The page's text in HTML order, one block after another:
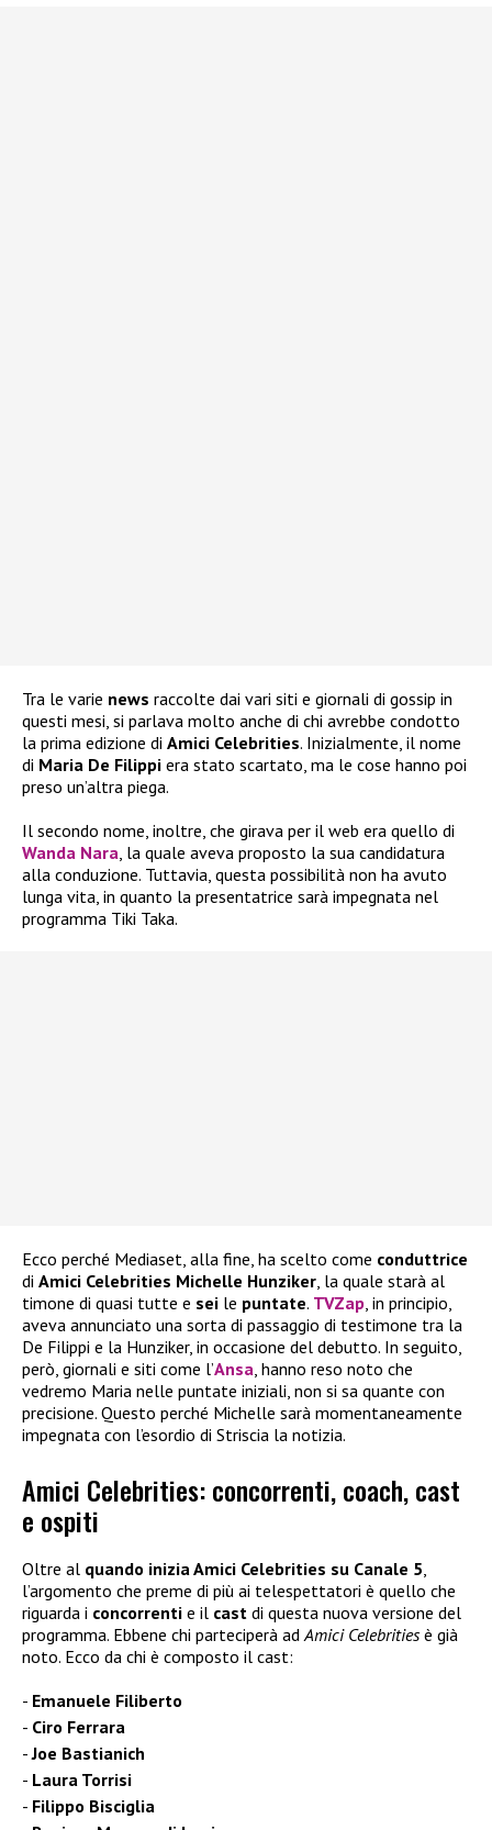
Tra le varie news raccolte dai vari siti e giornali di gossip in
questi mesi, si parlava molto anche di chi avrebbe condotto
la prima edizione di Amici Celebrities. Inizialmente, il nome
di Maria De Filippi era stato scartato, ma le cose hanno poi
preso un’altra piega.
Il secondo nome, inoltre, che girava per il web era quello di
Wanda Nara , la quale aveva proposto la sua candidatura
alla conduzione. Tuttavia, questa possibilità non ha avuto
lunga vita, in quanto la presentatrice sarà impegnata nel
programma Tiki Taka.
Ecco perché Mediaset, alla fine, ha scelto come conduttrice
di Amici Celebrities Michelle Hunziker , la quale starà al
timone di quasi tutte e sei le puntate. TVZap , in principio,
aveva annunciato una sorta di passaggio di testimone tra la
De Filippi e la Hunziker, in occasione del debutto. In seguito,
però, giornali e siti come l’Ansa , hanno reso noto che
vedremo Maria nelle puntate iniziali, non si sa quante con
precisione. Questo perché Michelle sarà momentaneamente
impegnata con l’esordio di Striscia la notizia.
Amici Celebrities: concorrenti, coach, cast
e ospiti
Oltre al quando inizia Amici Celebrities su Canale 5,
l’argomento che preme di più ai telespettatori è quello che
riguarda i concorrenti e il cast di questa nuova versione del
programma. Ebbene chi parteciperà adAmici Celebritiesè già
noto. Ecco da chi è composto il cast:
Emanuele Filiberto
Ciro Ferrara
Joe Bastianich
Laura Torrisi
Filippo Bisciglia